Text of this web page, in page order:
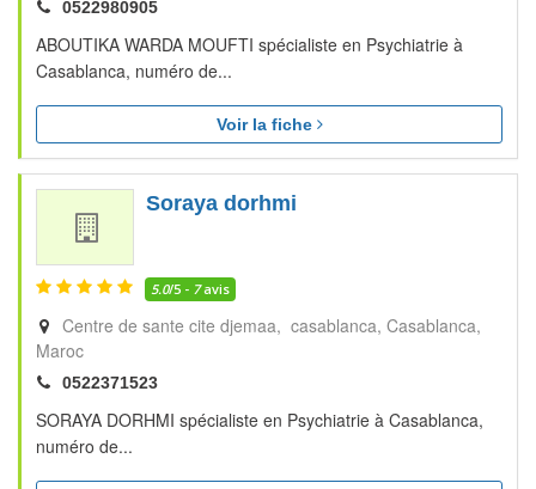
0522980905
ABOUTIKA WARDA MOUFTI spécialiste en Psychiatrie à
Casablanca, numéro de...
Voir la fiche
Soraya dorhmi
5.0/5 - 7avis
Centre de sante cite djemaa, casablanca Casablanca
Maroc
0522371523
SORAYA DORHMI spécialiste en Psychiatrie à Casablanca,
numéro de...